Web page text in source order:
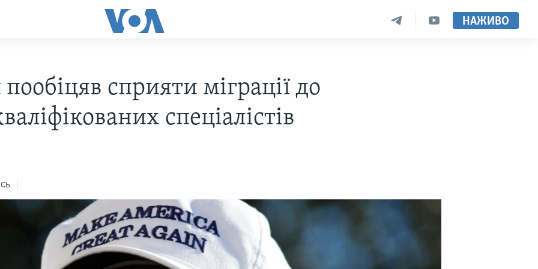
НАЖИВО
сприяти міграції до
спеціалістів